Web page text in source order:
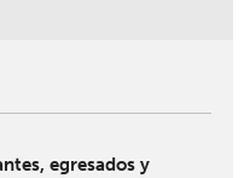
egresados y